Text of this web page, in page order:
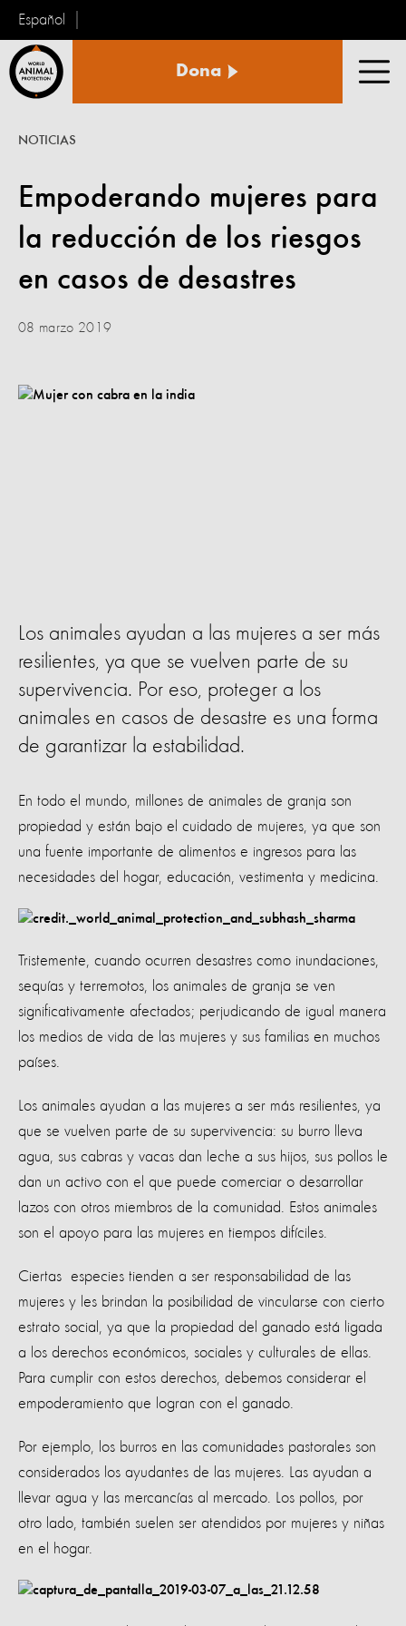
Español
Animal
Dona
Empoderando mujeres para
la reducción de los riesgos
en casos de desastres
NOTICIAS
08 marzo 2019
Los animales ayudan a las mujeres a ser más
resilientes, ya que se vuelven parte de su
supervivencia. Por eso, proteger a los
animales en casos de desastre es una forma
de garantizar la estabilidad.
En todo el mundo, millones de animales de granja son
propiedad y están bajo el cuidado de mujeres, ya que son
una fuente importante de alimentos e ingresos para las
necesidades del hogar, educación, vestimenta y medicina.
Tristemente, cuando ocurren desastres como inundaciones,
sequías y terremotos, los animales de granja se ven
significativamente afectados; perjudicando de igual manera
los medios de vida de las mujeres y sus familias en muchos
países.
Los animales ayudan a las mujeres a ser más resilientes, ya
que se vuelven parte de su supervivencia: su burro lleva
agua, sus cabras y vacas dan leche a sus hijos, sus pollos le
dan un activo con el que puede comerciar o desarrollar
lazos con otros miembros de la comunidad. Estos animales
son el apoyo para las mujeres en tiempos difíciles.
Ciertas especies tienden a ser responsabilidad de las
mujeres y les brindan la posibilidad de vincularse con cierto
estrato social, ya que la propiedad del ganado está ligada
a los derechos económicos, sociales y culturales de ellas.
Para cumplir con estos derechos, debemos considerar el
empoderamiento que logran con el ganado.
Por ejemplo, los burros en las comunidades pastorales son
considerados los ayudantes de las mujeres. Las ayudan a
llevar agua y las mercancías al mercado. Los pollos, por
otro lado, también suelen ser atendidos por mujeres y niñas
en el hogar.